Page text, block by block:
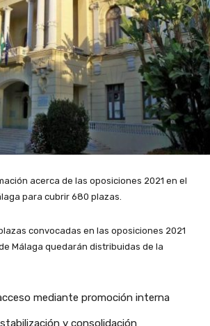
acerca de las oposiciones 2021 en el
para cubrir 680 plazas.
convocadas en las oposiciones 2021
Málaga quedarán distribuidas de la
mediante promoción interna
y consolidación